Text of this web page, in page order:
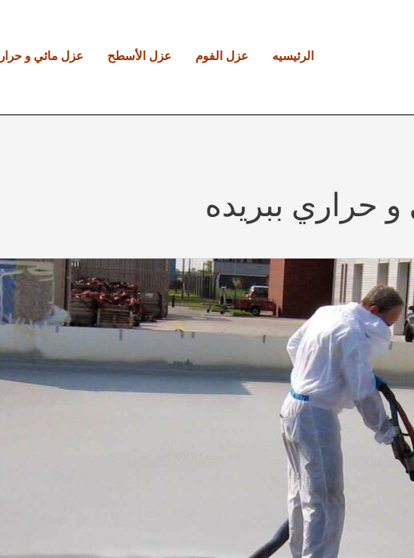
الرئيسيه عزل الفوم عزل الأسطح عزل مائي و
حراري ببريده